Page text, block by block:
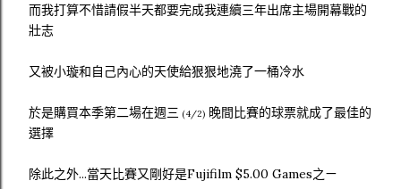
而我打算不惜請假半天都要完成我連續三年出席主場開幕戰的
壯志
又被小璇和自己內心的天使給狠狠地澆了一桶冷水
於是購買本季第二場在週三 (4/2) 晚間比賽的球票就成了最佳的
選擇
除此之外...當天比賽又剛好是Fujifilm $5.00 Games之ㄧ